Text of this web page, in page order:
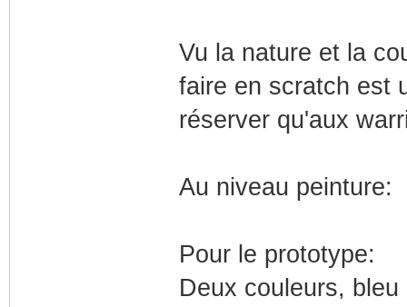
Vu la nature et la
faire en scratch est
réserver qu'aux
Au niveau peinture:
Pour le prototype:
Deux couleurs,